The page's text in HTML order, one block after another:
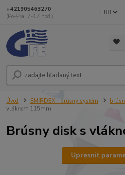
EUR
+421905463270
(Po-Pia, 7-17 hod.)
Úvod SMIRDEX - brúsny systém
vláknom 115mm
Brúsny disk s
Upresniť